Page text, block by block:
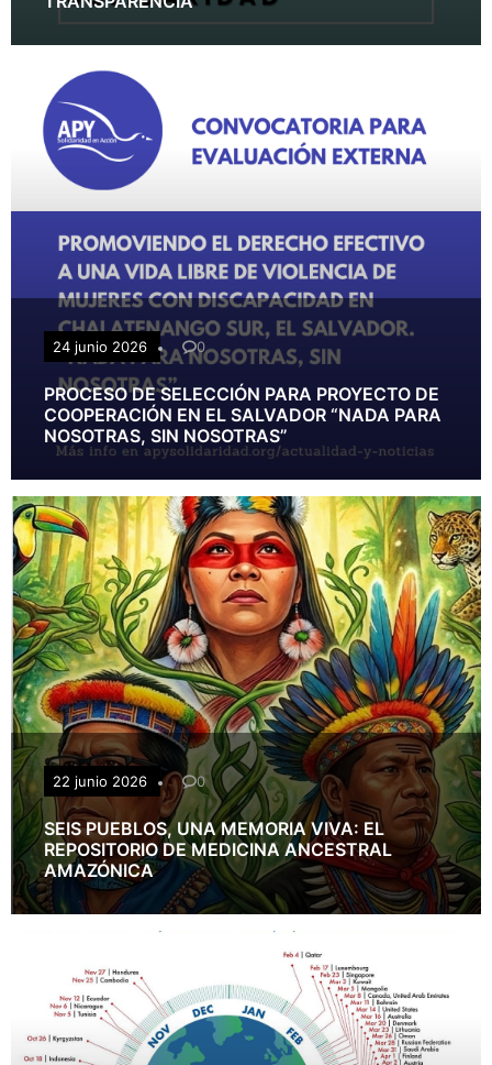
24 junio 2026 0
PROCESO DE SELECCIÓN PARA PROYECTO DE
COOPERACIÓN EN EL SALVADOR “NADA PARA
NOSOTRAS, SIN NOSOTRAS”
22 junio 2026 0
SEIS PUEBLOS, UNA MEMORIA VIVA: EL
REPOSITORIO DE MEDICINA ANCESTRAL
AMAZÓNICA